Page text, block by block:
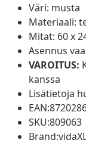
Väri: musta
Materiaali:
Mitat: 60 x
Asennus
VAROITUS:
kanssa
Lisätietoja
SKU:809063